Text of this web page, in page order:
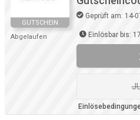
GUTSCHEIN
Abgelaufen
Geprüft am: 14-
Einlösbar bis: